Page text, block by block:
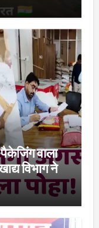
वाला
विभाग ने